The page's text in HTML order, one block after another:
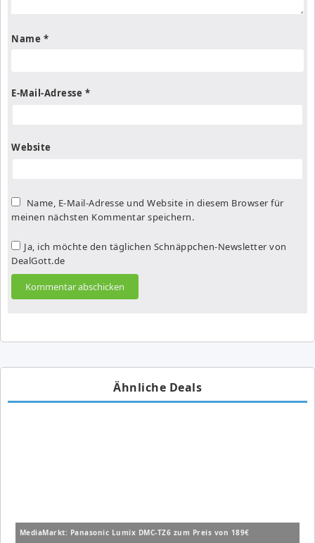
Name *
E-Mail-Adresse *
Website
Name, E-Mail-Adresse und Website in diesem Browser für
meinen nächsten Kommentar speichern.
Ja, ich möchte den täglichen Schnäppchen-Newsletter von
DealGott.de
Ähnliche Deals
MediaMarkt: Panasonic Lumix DMC-TZ6 zum Preis von 189€